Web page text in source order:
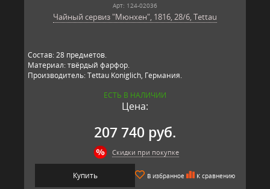
Арт: 124-02036
Чайный сервиз "Мюнхен", 1816, 28/6, Tettau
Состав: 28 предметов.
Материал: твёрдый фарфор.
Производитель: Tettau Koniglich, Германия.
ЕСТЬ В НАЛИЧИИ
Цена:
207 740 руб.
Скидки при покупке
Купить В избранное К сравнению